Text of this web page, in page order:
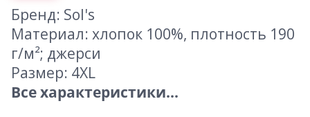
Бренд: Sol's
Материал: хлопок 100%, плотность 190
г/м²; джерси
Размер: 4XL
Все характеристики...